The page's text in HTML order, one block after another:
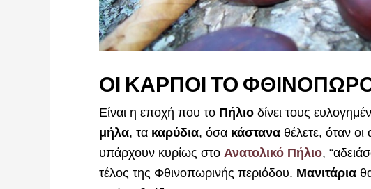
ΟΙ ΚΑΡΠΟΙ ΤΟ
Είναι η εποχή που το Πήλιο δίνει τους
μήλα, τα καρύδια, όσα κάστανα θέλετε, όταν
υπάρχουν κυρίως στο Ανατολικό Πήλιο,
τέλος της Φθινοπωρινής περιόδου. Μανιτάρια